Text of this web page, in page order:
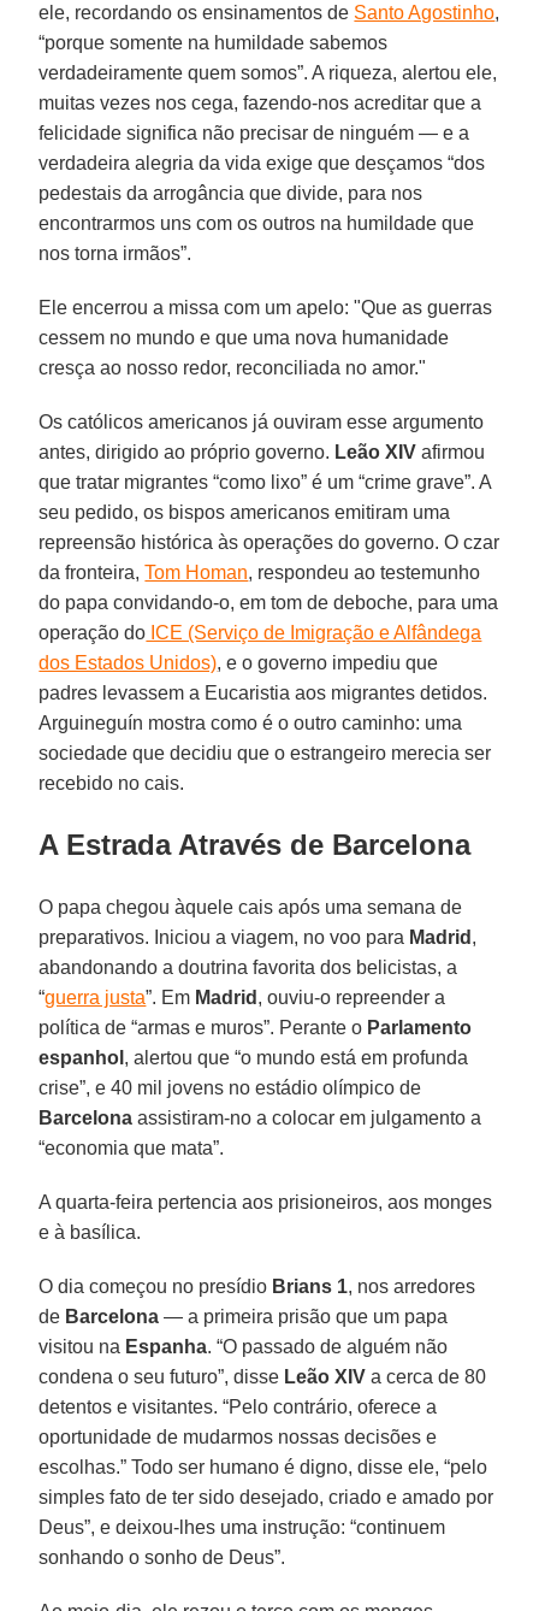
ele, recordando os ensinamentos de Santo Agostinho,
“porque somente na humildade sabemos
verdadeiramente quem somos”. A riqueza, alertou ele,
muitas vezes nos cega, fazendo-nos acreditar que a
felicidade significa não precisar de ninguém — e a
verdadeira alegria da vida exige que desçamos “dos
pedestais da arrogância que divide, para nos
encontrarmos uns com os outros na humildade que
nos torna irmãos”.
Ele encerrou a missa com um apelo: "Que as guerras
cessem no mundo e que uma nova humanidade
cresça ao nosso redor, reconciliada no amor."
Os católicos americanos já ouviram esse argumento
antes, dirigido ao próprio governo. Leão XIV afirmou
que tratar migrantes “como lixo” é um “crime grave”. A
seu pedido, os bispos americanos emitiram uma
repreensão histórica às operações do governo. O czar
da fronteira,Tom Homan, respondeu ao testemunho
do papa convidando-o, em tom de deboche, para uma
operação do ICE (Serviço de Imigração e Alfândega
dos Estados Unidos), e o governo impediu que
padres levassem a Eucaristia aos migrantes detidos.
Arguineguín mostra como é o outro caminho: uma
sociedade que decidiu que o estrangeiro merecia ser
recebido no cais.
A Estrada Através de Barcelona
O papa chegou àquele cais após uma semana de
preparativos. Iniciou a viagem, no voo para Madrid ,
abandonando a doutrina favorita dos belicistas, a
“guerra justa”. Em Madrid , ouviu-o repreender a
política de “armas e muros”. Perante o Parlamento
espanhol , alertou que “o mundo está em profunda
crise”, e 40 mil jovens no estádio olímpico de
Barcelona assistiram-no a colocar em julgamento a
“economia que mata”.
A quarta-feira pertencia aos prisioneiros, aos monges
e à basílica.
O dia começou no presídio Brians 1, nos arredores
de Barcelona — a primeira prisão que um papa
visitou na Espanha. “O passado de alguém não
condena o seu futuro”, disse Leão XIV a cerca de 80
detentos e visitantes. “Pelo contrário, oferece a
oportunidade de mudarmos nossas decisões e
escolhas.” Todo ser humano é digno, disse ele, “pelo
simples fato de ter sido desejado, criado e amado por
Deus”, e deixou-lhes uma instrução: “continuem
sonhando o sonho de Deus”.